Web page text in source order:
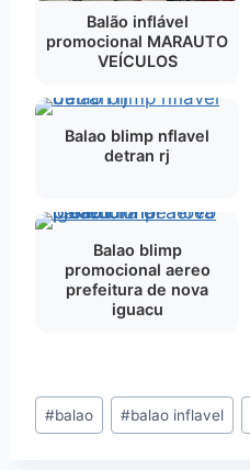
Balão inflável
promocional MARAUTO
VEÍCULOS
Balao blimp nflavel
detran rj
Balao blimp
promocional aereo
prefeitura de nova
iguacu
Tags
do
#balao #balao inflavel